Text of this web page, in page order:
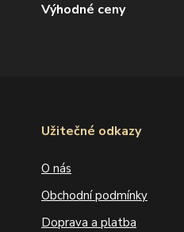
Výhodné ceny
Užitečné odkazy
O nás
Obchodní podmínky
Doprava a platba